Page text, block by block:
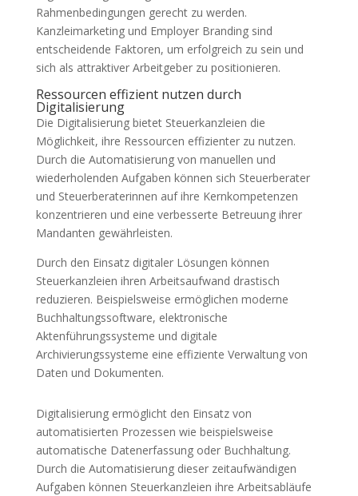
Rahmenbedingungen gerecht zu werden.
Kanzleimarketing und Employer Branding sind
entscheidende Faktoren, um erfolgreich zu sein und
sich als attraktiver Arbeitgeber zu positionieren.
Ressourcen effizient nutzen durch
Digitalisierung
Die Digitalisierung bietet Steuerkanzleien die
Möglichkeit, ihre Ressourcen effizienter zu nutzen.
Durch die Automatisierung von manuellen und
wiederholenden Aufgaben können sich Steuerberater
und Steuerberaterinnen auf ihre Kernkompetenzen
konzentrieren und eine verbesserte Betreuung ihrer
Mandanten gewährleisten.
Durch den Einsatz digitaler Lösungen können
Steuerkanzleien ihren Arbeitsaufwand drastisch
reduzieren. Beispielsweise ermöglichen moderne
Buchhaltungssoftware, elektronische
Aktenführungssysteme und digitale
Archivierungssysteme eine effiziente Verwaltung von
Daten und Dokumenten.
Digitalisierung ermöglicht den Einsatz von
automatisierten Prozessen wie beispielsweise
automatische Datenerfassung oder Buchhaltung.
Durch die Automatisierung dieser zeitaufwändigen
Aufgaben können Steuerkanzleien ihre Arbeitsabläufe